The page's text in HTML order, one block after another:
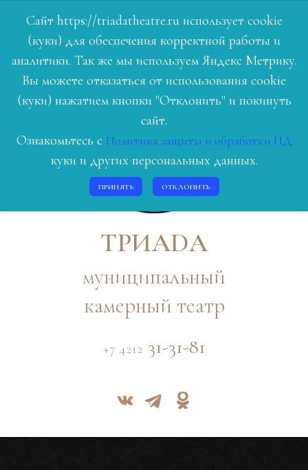
Сайт https://triadatheatre.ru использует cookie
(куки) для обеспечения корректной работы и
аналитики. Так же мы используем Яндекс Метрику.
Вы можете отказаться от использования cookie
(куки) нажатием кнопки "Отклонить" и покинуть
сайт.
Ознакомьтесь с Политика защиты и обработки ПД
куки и других персональных данных.
ПРИНЯТЬ ОТКЛОНИТЬ
ГЛАВНАЯ
РЕПЕРТУАР
О НАС
ИСТОРИЯ
ТРИАDА
муниципальный
камерный театр
+7 4212 31-31-81